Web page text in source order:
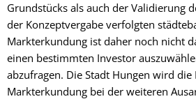
Grundstücks als auch der Validierung
der Konzeptvergabe verfolgten
Markterkundung ist daher noch nicht
einen bestimmten Investor
abzufragen. Die Stadt Hungen wird die
Markterkundung bei der weiteren